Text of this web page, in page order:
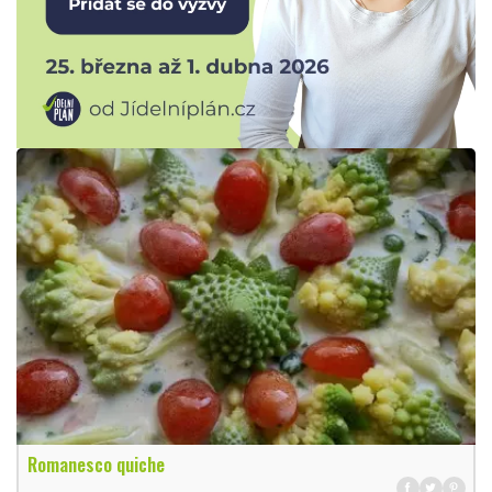
Romanesco quiche